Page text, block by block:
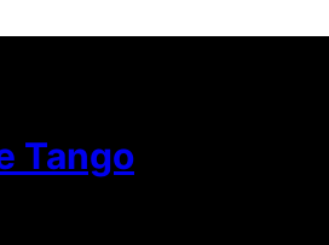
Tango